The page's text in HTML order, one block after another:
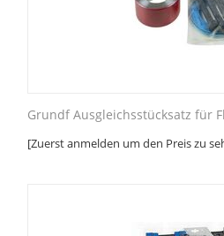
Grundf Ausgleichsstücksatz für
[Zuerst anmelden um den Preis zu